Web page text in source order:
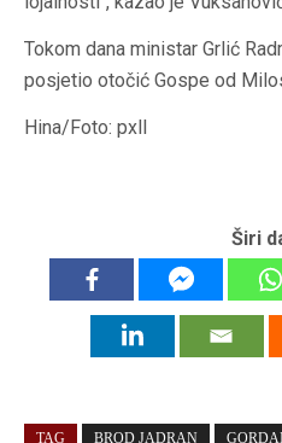
Tokom dana ministar Grlić
posjetio otočić Gospe od
Hina/Foto: pxll
Širi
TAG BROD JADRAN